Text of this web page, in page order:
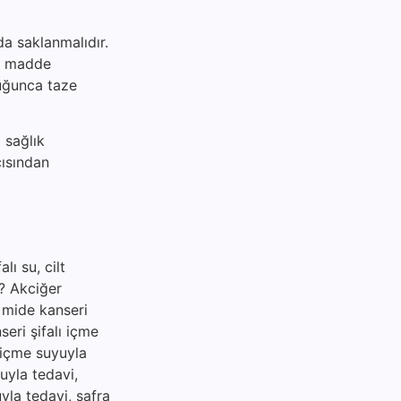
saklanmalıdır.
madde
taze
su, cilt
Akciğer
kanseri
şifalı içme
suyuyla
tedavi,
tedavi, safra